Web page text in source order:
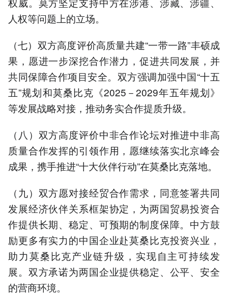
人权等问题上的立场。
（七）双方高度评价高质量共建“一带一路”丰硕成
果，愿进一步深挖合作潜力，促进共同发展，并
共同保障合作项目安全。双方强调加强中国“十五
五”规划和莫桑比克《2025－2029年五年规划》
等发展战略对接，推动务实合作提质升级。
（八）双方高度评价中非合作论坛对推进中非高
质量合作发挥的引领作用，愿继续落实北京峰会
成果，携手推进“十大伙伴行动”在莫桑比克落地。
（九）双方愿对接经贸合作需求，同意签署共同
发展经济伙伴关系框架协定，为两国贸易投资合
作提供长期、稳定、可预期的制度保障。中方鼓
励更多有实力的中国企业赴莫桑比克投资兴业，
助力莫桑比克产业链升级，实现自主可持续发
展。双方承诺为两国企业提供稳定、公平、安全
的营商环境。